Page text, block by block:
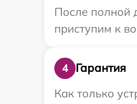
После полной
приступим к
4
Гарантия
Как только